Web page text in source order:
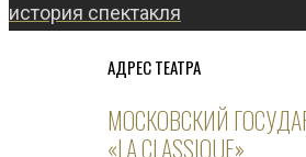
история спектакля
АДРЕС ТЕАТРА
МОСКОВСКИЙ
«LA CLASSIQUE»